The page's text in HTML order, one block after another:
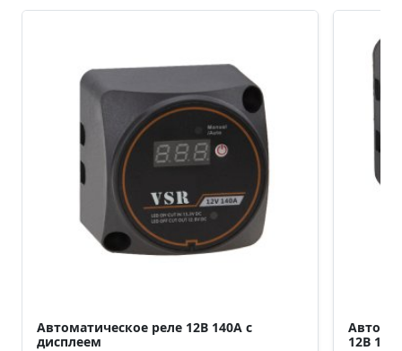
Автоматическое реле 12В 140А с
дисплеем
12В